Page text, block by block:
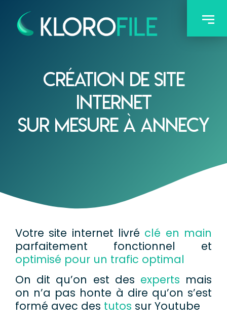
Création de site
internet
sur mesure à Annecy
Votre site internet livré clé en main
parfaitement fonctionnel et
optimisé pour un trafic optimal
On dit qu’on est des experts mais
on n’a pas honte à dire qu’on s’est
formé avec des tutos sur Youtube